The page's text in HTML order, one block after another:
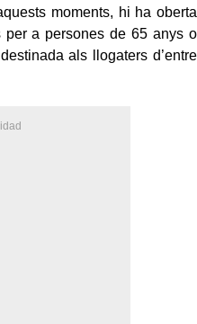
moments, hi ha oberta
per a persones de 65 anys o
als llogaters d’entre